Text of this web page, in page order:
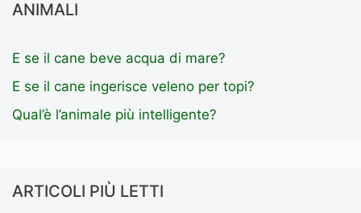
ANIMALI
E se il cane beve acqua di mare?
E se il cane ingerisce veleno per topi?
Qual’è l’animale più intelligente?
ARTICOLI PIÙ LETTI